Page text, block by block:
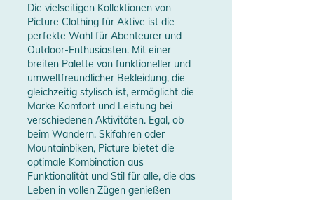
Die vielseitigen Kollektionen von
Picture Clothing für Aktive ist die
perfekte Wahl für Abenteurer und
Outdoor-Enthusiasten. Mit einer
breiten Palette von funktioneller und
umweltfreundlicher Bekleidung, die
gleichzeitig stylisch ist, ermöglicht die
Marke Komfort und Leistung bei
verschiedenen Aktivitäten. Egal, ob
beim Wandern, Skifahren oder
Mountainbiken, Picture bietet die
optimale Kombination aus
Funktionalität und Stil für alle, die das
Leben in vollen Zügen genießen